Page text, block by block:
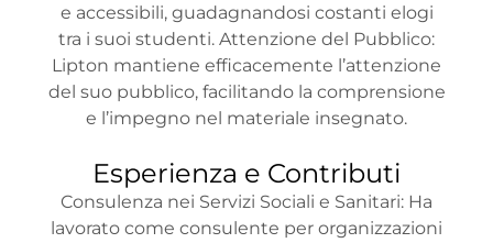
e accessibili, guadagnandosi costanti elogi
tra i suoi studenti. Attenzione del Pubblico:
Lipton mantiene efficacemente l’attenzione
del suo pubblico, facilitando la comprensione
e l’impegno nel materiale insegnato.
Esperienza e Contributi
Consulenza nei Servizi Sociali e Sanitari: Ha
lavorato come consulente per organizzazioni